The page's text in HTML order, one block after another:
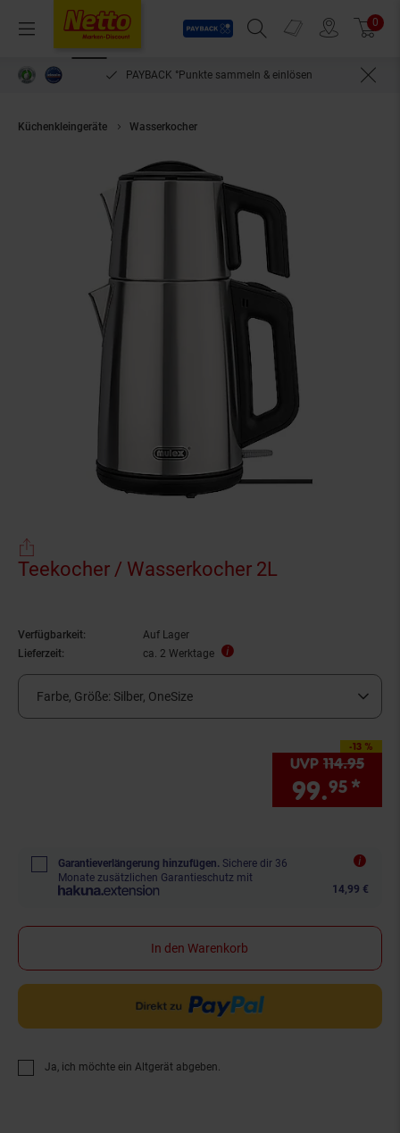
Menü
Payback
Suchfeld einblenden
Prospekte 0
PAYBACK °Punkte sammeln & einlösen
Küchenkleingeräte Wasserkocher
Teekocher / Wasserkocher 2L
Verfügbarkeit:
Auf Lager
Lieferzeit:
ca. 2 Werktage
Farbe, Größe: Silber, OneSize
-13 %
Sie Sparen 13
UVP 114.95UVP
99.95 *
Garantieverlängerung hinzufügen. Sichere dir 36
Monate zusätzlichen Garantieschutz mit
14,99 €
In den Warenkorb
Ja, ich möchte ein Altgerät abgeben.